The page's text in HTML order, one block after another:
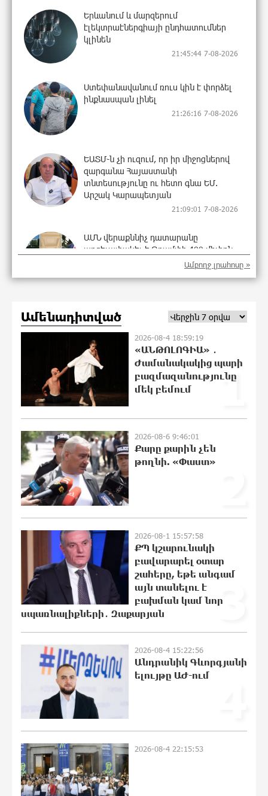
Երևանում և մարզերում
էլեկտրաէներգիայի ընդհատումներ
կլինեն
21:45:44 7-08-2026
Ստեփանավանում ռուս կին է փորձել
ինքնասպան լինել
21:26:16 7-08-2026
ԵԱՏՄ֊ն չի ուզում, որ իր միջոցներով
զարգանա Հայաստանի
տնտեսությունը ու հետո գնա ԵՄ.
Արշակ Կարապետյան
21:09:01 7-08-2026
ԱՄՆ վերաքննիչ դատարանը
արգելափակել է Թրամփի 400 միլիոն
դոլար արժողությամբ Սպիտակ տան
նախագիծը
Կաթողիկոսի նկատմամբ
իրականացվող
բռնադատավարությունը միահեծան
իշխանության հետևանք է. Հանրային
Դաշինք
21:04:08 7-08-2026
Մեր երկրում իշխանության և
ընդդիմության անվերջանալի
պայքարում տուժում է միայն ու միայն
ՀՀ քաղաքացին. Աննա Կոստանյան
Փրկարարները հայտանաբերել են
մոլորված զբոսաշրջիկներին
ԼՀԿ-ն պահանջում է դադարեցնել
Գարեգին Բ-ի և եպիսկոպոսների դեմ
քրեական հետապնդումը
20:40:12 7-08-2026
մեկում պայթյունի հետևանքով 55-
ամյա տղամարդը այրվածքներով
տեղափոխվել է
կենտրոն»
Սլովակիայի արևելքում արտակարգ
դրություն է հայտարարվել շոգի
ալիքների պատճառով
Ամբողջ լրահոսը »
Ամենադիտված
1
2026-08-4 18:59:19
«ԱՆԹՈԼՈԳԻԱ» ․
Ժամանակակից պարի
բազմազանությունը
մեկ բեմում
2026-08-6 9:46:01
Քարը քարին չեն
թողնի. «Փաստ»
3
2026-08-1 15:57:58
ՔՊ կշարունակի
բավարարել օտար
շահերը, եթե անգամ
այն տանելու է
բախման կամ նոր
սպառնալիքների․ Զաքարյան
2026-08-4 15:22:56
Անդրանիկ Գևորգյանի
ելույթը ԱԺ-ում
2026-08-4 22:15:53